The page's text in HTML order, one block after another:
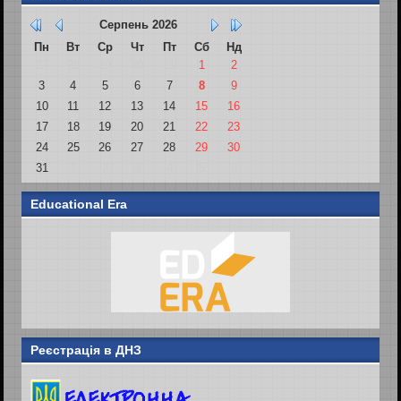
Серпень 2026
Пн
Вт Ср Чт Пт Сб
Нд
1
2
3
4 5 6 7 8
9
10
11 12 13 14 15
16
17
18 19 20 21 22
23
24
25 26 27 28 29
30
31
Educational Era
Реєстрація в ДНЗ